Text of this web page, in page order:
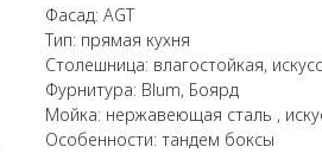
Фасад: AGT
Тип: прямая кухня
Столешница: влагостойкая,
Фурнитура: Blum, Боярд
Мойка: нержавеющая сталь ,
Особенности: тандем боксы